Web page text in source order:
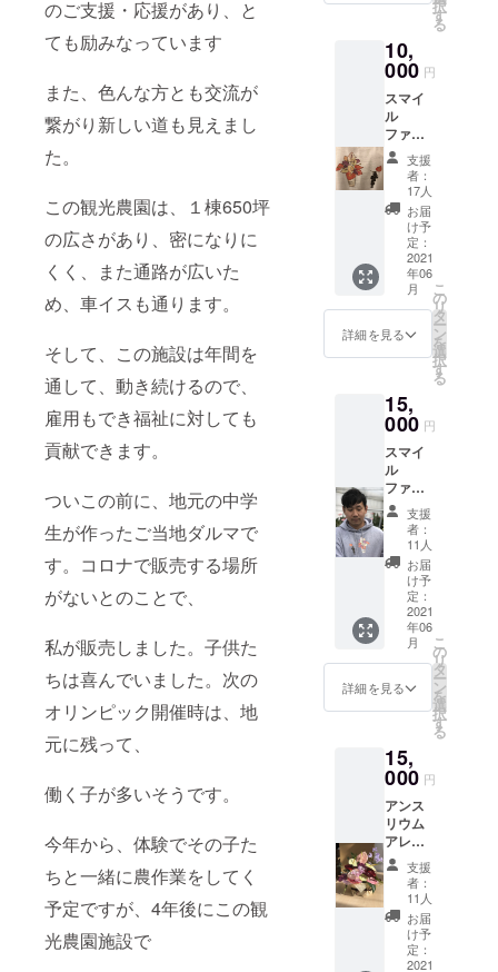
のご支援・応援があり、と
ても励みなっています
また、色んな方とも交流が
繋がり新しい道も見えまし
た。
この観光農園は、１棟650坪
の広さがあり、密になりに
くく、また通路が広いた
め、車イスも通ります。
そして、この施設は年間を
通して、動き続けるので、
雇用もでき福祉に対しても
貢献できます。
ついこの前に、地元の中学
生が作ったご当地ダルマで
す。コロナで販売する場所
がないとのことで、
私が販売しました。子供た
ちは喜んでいました。次の
オリンピック開催時は、地
元に残って、
働く子が多いそうです。
今年から、体験でその子た
ちと一緒に農作業をしてく
予定ですが、4年後にこの観
光農園施設で
×横18ｃ
ｍ 手作
りなの
少の大
きさに
誤差は
でま
す。
「ご支
援の際
に、ご
希望の
商品を
備考欄
にご記
さい」
良さ 是
慢のア
ンスリ
ウムを
知って
頂い
て、楽
しんで
もらい
たいプ
ランに
なりま
す ５月
から7月
にかけ
て順次
送り致
しま
は指定
できか
ねます
択
す
る
10,
000 円
スマイ
ル
ファー
ムオリ
ジナル
Ｔシャ
ツ 色は
白限
定 Ｓ
／Ｍ／
Ｌ／Ｌ
Ｌから
選べま
す。 ス
マイル
ファー
がデザ
インし
たオリ
ジナル
Ｔシャ
ツにな
りま
す。 花
には
様々な
ストー
リを演
出して
くれ
る。そ
んな風
に思っ
リウム
をモ
チーフ
にして
います
ご希望
のサイ
ズを備
考欄に
ご記載
くださ
支援
者：
17人
お届
け予
定：
2021
年06
月
詳細を見る
こ
の
リ
タ
ー
ン
を
選
択
す
る
15,
000 円
スマイ
ル
ファー
ムオリ
ジナル
パー
カー 1
枚 色は
グレー
のみ１
色にな
りま
す。 Ｓ
／Ｍ／
Ｌ／Ｌ
Ｌから
す。 可
愛い
パー
カー
バー
ジョ
ン。 ご
希望の
サイズ
を備考
欄にご
記載く
ださい
支援
者：
11人
お届
け予
定：
2021
年06
月
詳細を見る
こ
の
リ
タ
ー
ン
を
選
択
す
る
15,
000 円
アンス
リウム
アレン
ジメン
ト 1
個 お
届け
（配送
料込）
アンス
支援
者：
11人
お届
け予
定：
2021